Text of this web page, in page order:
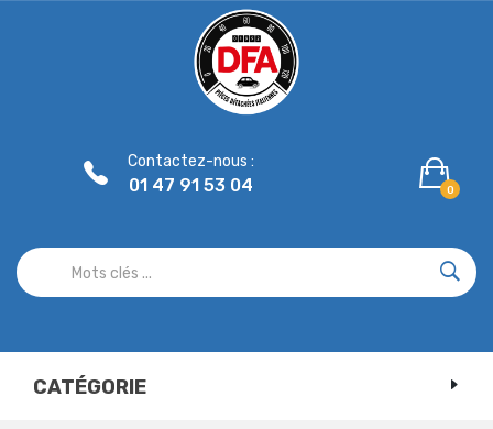
0
Contactez-nous :
01 47 91 53 04
CATÉGORIE
Panneau de gestion des cookies